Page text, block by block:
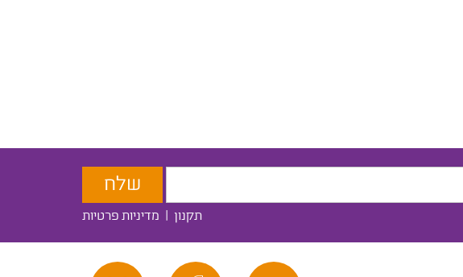
תקנון | מדיניות פרטיות